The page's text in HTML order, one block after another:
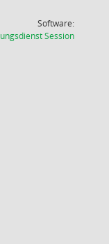
Software:
Session(Wird in